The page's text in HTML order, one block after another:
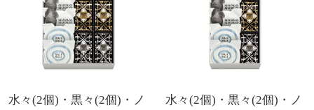
水々(2個)・黒々(2個)・ノ
水々(2個)・黒々(2個)・ノ